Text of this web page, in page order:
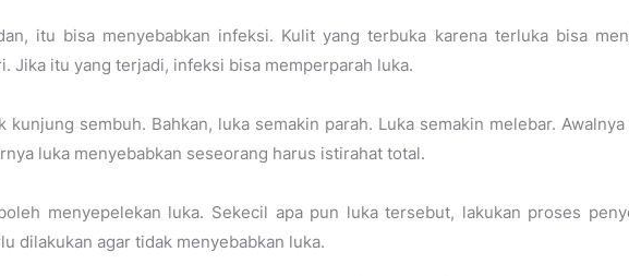
itu bisa menyebabkan infeksi. Kulit yang terbuka karena terluka bisa
Jika itu yang terjadi, infeksi bisa memperparah luka.
kunjung sembuh. Bahkan, luka semakin parah. Luka semakin melebar.
luka menyebabkan seseorang harus istirahat total.
menyepelekan luka. Sekecil apa pun luka tersebut, lakukan proses
dilakukan agar tidak menyebabkan luka.